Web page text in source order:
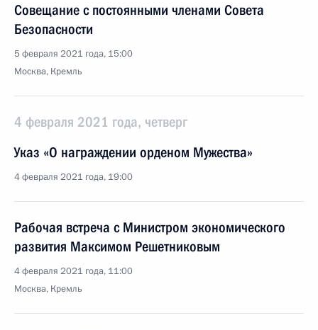
Совещание с постоянными членами Совета
Безопасности
5 февраля 2021 года, 15:00
Москва, Кремль
4 февраля 2021 года, четверг
Указ «О награждении орденом Мужества»
4 февраля 2021 года, 19:00
Рабочая встреча с Министром экономического
развития Максимом Решетниковым
4 февраля 2021 года, 11:00
Москва, Кремль